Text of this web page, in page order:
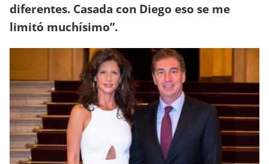
diferentes. Casada con Diego eso se me
limitó muchísimo”.